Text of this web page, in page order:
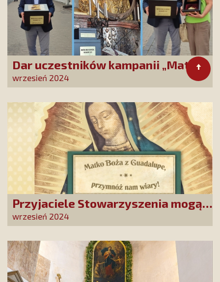
Dar uczestników kampanii „Matko
Miłosierdzia, błagamy Cię!”
złożony w Ostrobramskim
Sanktuarium
wrzesień 2024
Przyjaciele Stowarzyszenia mogą
się zwrócić do Matki Bożej z
Guadalupe. To wielka duchowa
szansa dla tysięcy Polak
wrzesień 2024